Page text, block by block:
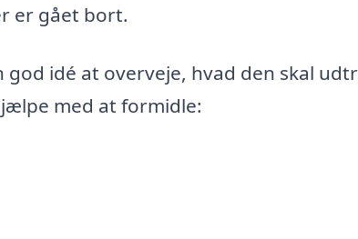
er gået bort.
idé at overveje, hvad den skal
med at formidle: